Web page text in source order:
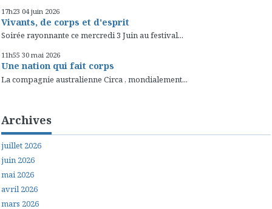
17h23 04 juin 2026
Vivants, de corps et d'esprit
Soirée rayonnante ce mercredi 3 Juin au festival...
11h55 30 mai 2026
Une nation qui fait corps
La compagnie australienne Circa , mondialement...
Archives
juillet 2026
juin 2026
mai 2026
avril 2026
mars 2026